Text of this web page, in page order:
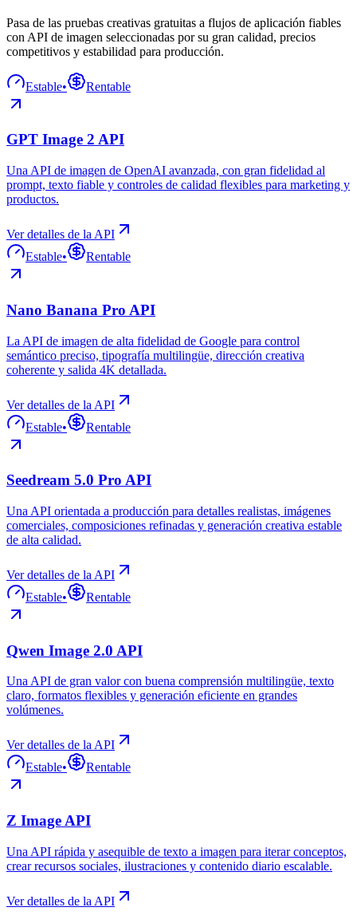
Pasa de las pruebas creativas gratuitas a flujos de aplicación fiables
con API de imagen seleccionadas por su gran calidad, precios
competitivos y estabilidad para producción.
Estable• Rentable
GPT Image 2 API
Una API de imagen de OpenAI avanzada, con gran fidelidad al
prompt, texto fiable y controles de calidad flexibles para marketing y
productos.
Ver detalles de la API
Estable• Rentable
Nano Banana Pro API
La API de imagen de alta fidelidad de Google para control
semántico preciso, tipografía multilingüe, dirección creativa
coherente y salida 4K detallada.
Ver detalles de la API
Estable• Rentable
Seedream 5.0 Pro API
Una API orientada a producción para detalles realistas, imágenes
comerciales, composiciones refinadas y generación creativa estable
de alta calidad.
Ver detalles de la API
Estable• Rentable
Qwen Image 2.0 API
Una API de gran valor con buena comprensión multilingüe, texto
claro, formatos flexibles y generación eficiente en grandes
volúmenes.
Ver detalles de la API
Estable• Rentable
Z Image API
Una API rápida y asequible de texto a imagen para iterar conceptos,
crear recursos sociales, ilustraciones y contenido diario escalable.
Ver detalles de la API